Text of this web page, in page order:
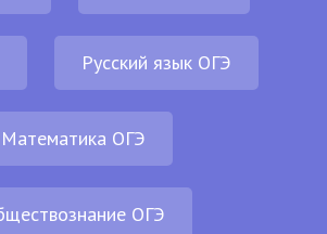
Русский язык ОГЭ
Математика ОГЭ
ОГЭ